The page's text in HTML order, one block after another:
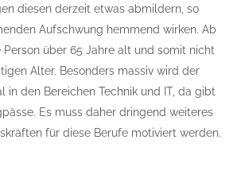
diesen derzeit etwas abmildern, so
Aufschwung hemmend wirken. Ab
über 65 Jahre alt und somit nicht
Alter. Besonders massiv wird der
in den Bereichen Technik und IT, da gibt
Es muss daher dringend weiteres
für diese Berufe motiviert werden.